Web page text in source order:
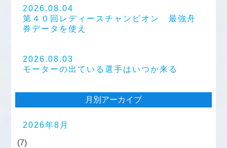
2026.08.04
第４０回レディースチャンピオン 最強舟
券データを使え
2026.08.03
モーターの出ている選手はいつか来る
月別アーカイブ
2026年8月
(7)